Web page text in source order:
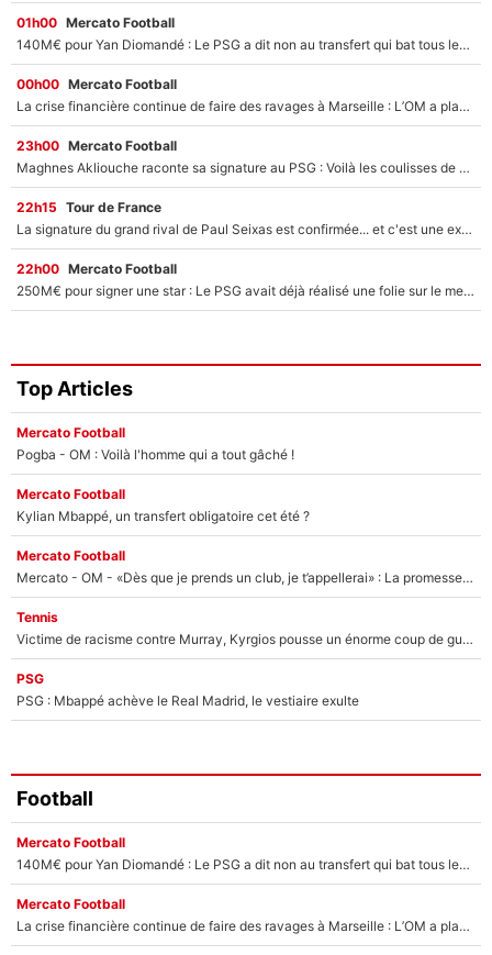
01h00 Mercato Football
140M€ pour Yan Diomandé : Le PSG a dit non au transfert qui bat tous les records sur le mercato
00h00 Mercato Football
La crise financière continue de faire des ravages à Marseille : L’OM a placé 12 joueurs sur le marché des transferts… et ça pourrait lui rapporter près de 100M€ !
23h00 Mercato Football
Maghnes Akliouche raconte sa signature au PSG : Voilà les coulisses de son transfert de rêve à 50M€
22h15 Tour de France
La signature du grand rival de Paul Seixas est confirmée... et c'est une excellente nouvelle pour l'équipe Decathlon-CMA CGM !
22h00 Mercato Football
250M€ pour signer une star : Le PSG avait déjà réalisé une folie sur le mercato bien avant Neymar !
Top Articles
Mercato Football
Pogba - OM : Voilà l'homme qui a tout gâché !
Mercato Football
Kylian Mbappé, un transfert obligatoire cet été ?
Mercato Football
Mercato - OM - «Dès que je prends un club, je t’appellerai» : La promesse de Marcelino au moment de claquer la porte
Tennis
Victime de racisme contre Murray, Kyrgios pousse un énorme coup de gueule !
PSG
PSG : Mbappé achève le Real Madrid, le vestiaire exulte
Football
Mercato Football
140M€ pour Yan Diomandé : Le PSG a dit non au transfert qui bat tous les records sur le mercato
Mercato Football
La crise financière continue de faire des ravages à Marseille : L’OM a placé 12 joueurs sur le marché des transferts… et ça pourrait lui rapporter près de 100M€ !